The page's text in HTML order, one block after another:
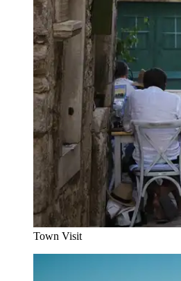
Town Visit